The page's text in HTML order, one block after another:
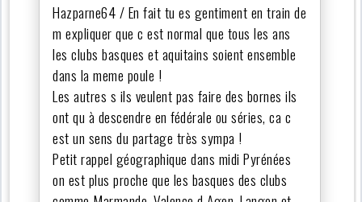
Hazparne64 / En fait tu es gentiment en train de
m expliquer que c est normal que tous les ans
les clubs basques et aquitains soient ensemble
dans la meme poule !
Les autres s ils veulent pas faire des bornes ils
ont qu à descendre en fédérale ou séries, ca c
est un sens du partage très sympa !
Petit rappel géographique dans midi Pyrénées
on est plus proche que les basques des clubs